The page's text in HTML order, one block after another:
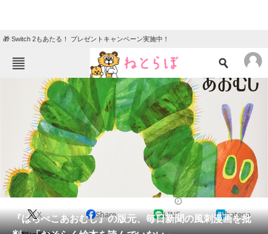
🎁 Switch 2もあたる！ プレゼントキャンペーン実施中！
ねとらぼメニュー
ニュース
エンタメ クイズ
グルメ 地域
住まい 教育・育児
動物 リサーチ
会員記事
『はらぺこあおむし』の版元、毎日新聞の風刺漫画を批
X Share LINE hatena